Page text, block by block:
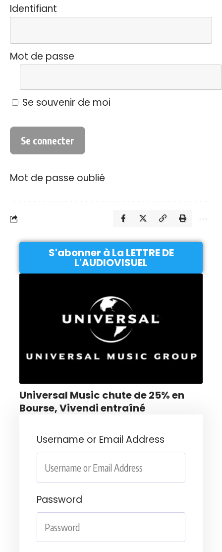
Identifiant
Mot de passe
Se souvenir de moi
Mot de passe oublié
S'abonner à La LETTRE DE
L'AUDIOVISUEL
Universal Music chute de 25% en
Bourse, Vivendi entraîné
Username or Email Address
Password